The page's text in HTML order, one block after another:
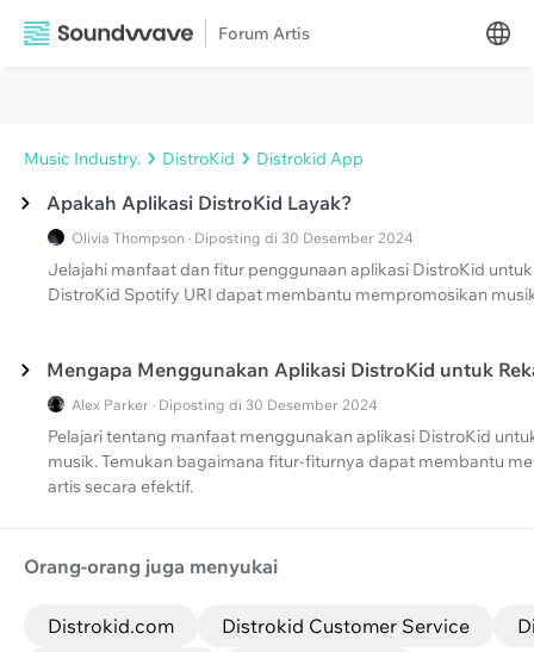
Forum Artis
Music Industry. DistroKid Distrokid App
Apakah Aplikasi DistroKid Layak?
Olivia Thompson · Diposting di 30 Desember 2024
Jelajahi manfaat dan fitur penggunaan aplikasi DistroKid
DistroKid Spotify URI dapat membantu mempromosikan
Mengapa Menggunakan Aplikasi DistroKid untuk
Alex Parker · Diposting di 30 Desember 2024
Pelajari tentang manfaat menggunakan aplikasi DistroKid
musik. Temukan bagaimana fitur-fiturnya dapat membantu
artis secara efektif.
Orang-orang juga menyukai
Distrokid.com Distrokid Customer Service